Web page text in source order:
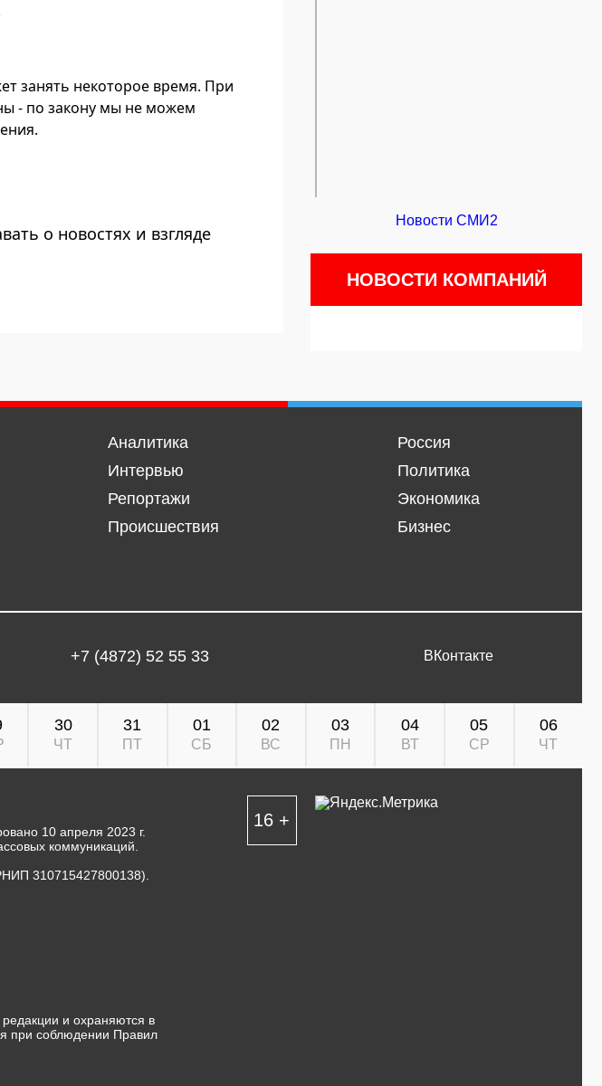
занять некоторое время. При
- по закону мы не можем
о новостях и взгляде
Новости СМИ2
НОВОСТИ КОМПАНИЙ
Аналитика
Интервью
Репортажи
Происшествия
Россия
Политика
Экономика
Бизнес
+7 (4872) 52 55 33 ВКонтакте
30
ЧТ
31
ПТ
01
СБ
02
ВС
03
ПН
04
ВТ
05
СР
06
ЧТ
10 апреля 2023 г.
коммуникаций.
310715427800138).
и охраняются в
при соблюдении Правил
16 +